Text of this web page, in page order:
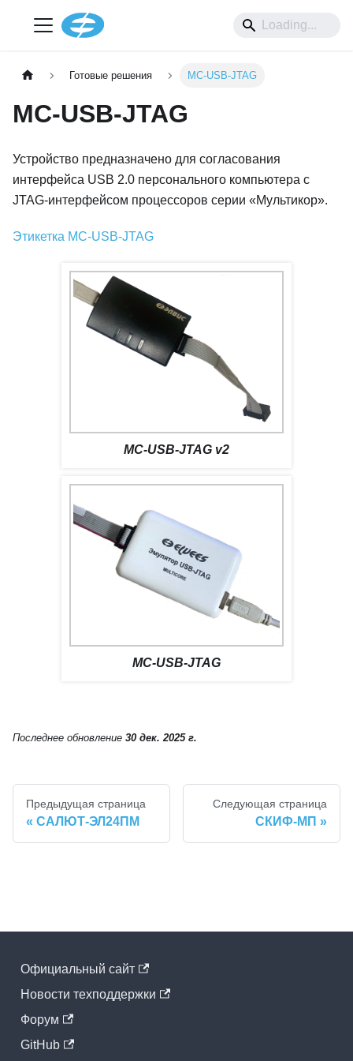
Готовые решения MC-USB-JTAG
MC-USB-JTAG
Устройство предназначено для согласования
интерфейса USB 2.0 персонального компьютера с
JTAG-интерфейсом процессоров серии «Мультикор».
Этикетка MC-USB-JTAG
MC-USB-JTAG v2
MC-USB-JTAG
Последнее обновление 30 дек. 2025 г.
Предыдущая страница
САЛЮТ-ЭЛ24ПМ
Следующая страница
СКИФ-МП
Официальный cайт
Новости техподдержки
Форум
GitHub